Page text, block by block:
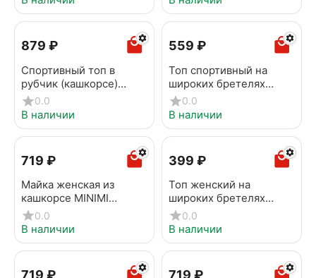
‍879‍ ₽
Cпортивный топ в
рубчик (кашкорсе)
MINIMI 1241AS Fresh
militari
0.0
В наличии
‍559‍ ₽
Топ спортивный на
широких бретелях
OMSA OmS142 Fumo
0.0
В наличии
‍719‍ ₽
Майка женская из
кашкорсе MINIMI
1321_01CE Cioccolata
0.0
В наличии
‍399‍ ₽
Топ женский на
широких бретелях
MINIMI 1141_01CE
Bacche
0.0
В наличии
‍719‍ ₽ ‍719‍ ₽